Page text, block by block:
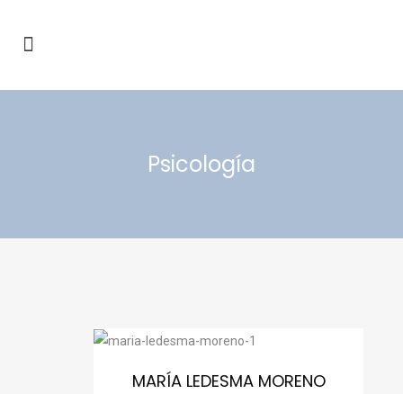
Psicología
MARÍA LEDESMA MORENO